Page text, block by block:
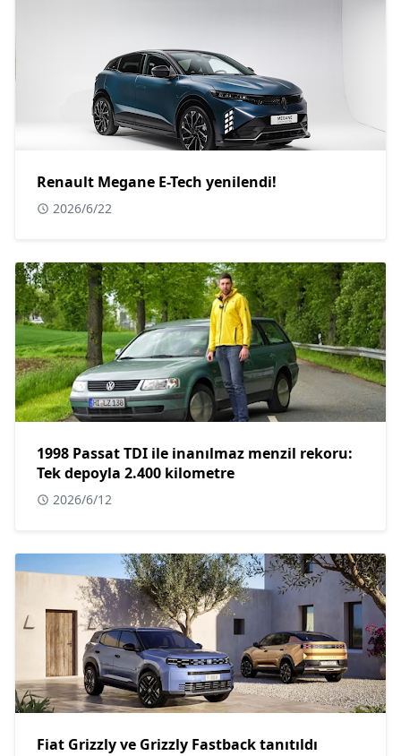
Renault Megane E-Tech yenilendi!
2026/6/22
1998 Passat TDI ile inanılmaz menzil rekoru:
Tek depoyla 2.400 kilometre
2026/6/12
Fiat Grizzly ve Grizzly Fastback tanıtıldı